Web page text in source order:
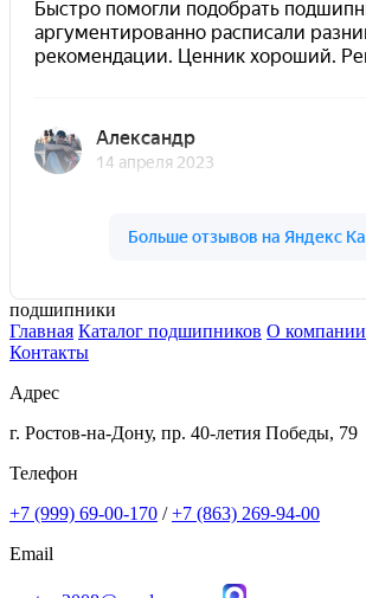
подшипники
Главная Каталог подшипников О компании
Контакты
Адрес
г. Ростов-на-Дону, пр. 40-летия Победы, 79
Телефон
+7 (999) 69-00-170 /+7 (863) 269-94-00
Email